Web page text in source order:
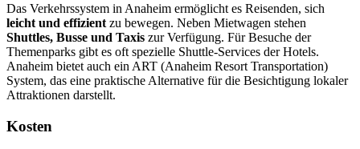
Das Verkehrssystem in Anaheim ermöglicht es Reisenden, sich
leicht und effizient zu bewegen. Neben Mietwagen stehen
Shuttles, Busse und Taxis zur Verfügung. Für Besuche der
Themenparks gibt es oft spezielle Shuttle-Services der Hotels.
Anaheim bietet auch ein ART (Anaheim Resort Transportation)
System, das eine praktische Alternative für die Besichtigung lokaler
Attraktionen darstellt.
Kosten